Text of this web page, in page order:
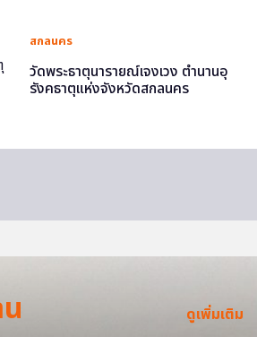
สกลนคร
วัดพระธาตุนารายณ์เจงเวง ตำนานอุ
รังคธาตุแห่งจังหวัดสกลนคร
ดูเพิ่มเติม